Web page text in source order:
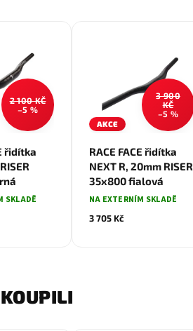
2 100 KČ
–5 %
řidítka
SKLADĚ
AKCE
3 900
KČ
–5 %
RACE FACE řidítka
NEXT R, 20mm RISER
35x800 fialová
NA EXTERNÍM SKLADĚ
3 705 Kč